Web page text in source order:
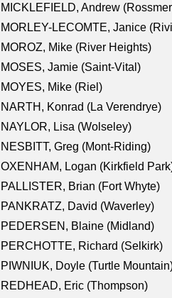
MICKLEFIELD, Andrew
MORLEY-LECOMTE, Janice
MOROZ, Mike (River Heights)
MOSES, Jamie (Saint-Vital)
MOYES, Mike (Riel)
NARTH, Konrad (La Verendrye)
NAYLOR, Lisa (Wolseley)
NESBITT, Greg (Mont-Riding)
OXENHAM, Logan (Kirkfield
PALLISTER, Brian (Fort Whyte)
PANKRATZ, David (Waverley)
PEDERSEN, Blaine (Midland)
PERCHOTTE, Richard (Selkirk)
PIWNIUK, Doyle (Turtle
REDHEAD, Eric (Thompson)